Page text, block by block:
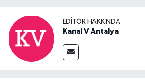
EDITÖR HAKKINDA
Kanal V Antalya